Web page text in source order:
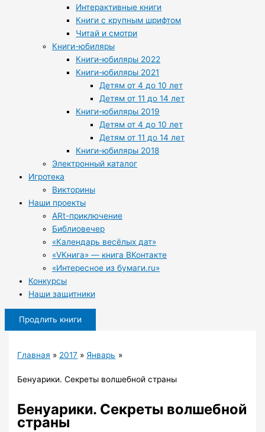
Интерактивные книги
Книги с крупным шрифтом
Читай и смотри
Книги-юбиляры
Книги-юбиляры 2022
Книги-юбиляры 2021
Детям от 4 до 10 лет
Детям от 11 до 14 лет
Книги-юбиляры 2019
Детям от 4 до 10 лет
Детям от 11 до 14 лет
Книги-юбиляры 2018
Электронный каталог
Игротека
Викторины
Наши проекты
ARt-приключение
Библиовечер
«Календарь весёлых дат»
«VКнига» — книга ВКонтакте
«Интересное из бумаги.ru»
Конкурсы
Наши защитники
Продлить книги
Главная 2017 Январь
Бенуарики. Секреты волшебной страны
Бенуарики. Секреты волшебной
страны